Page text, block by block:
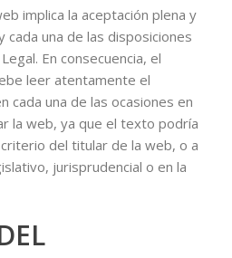
implica la aceptación plena y
una de las disposiciones
En consecuencia, el
leer atentamente el
cada una de las ocasiones en
la web, ya que el texto podría
del titular de la web, o a
jurisprudencial o en la